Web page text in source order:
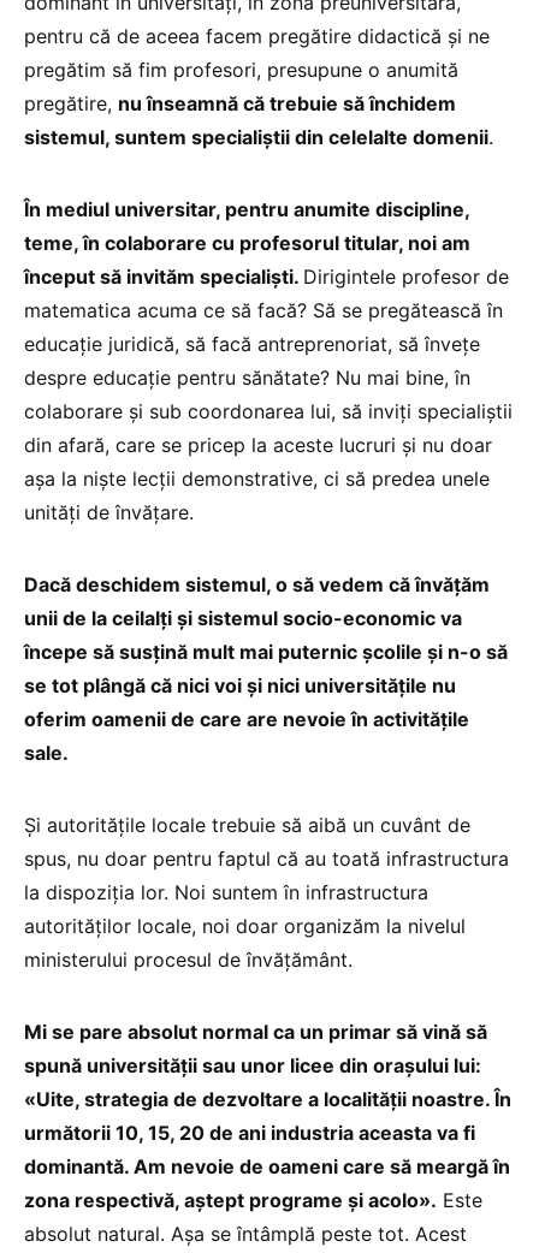
pentru că de aceea facem pregătire didactică și ne
pregătim să fim profesori, presupune o anumită
pregătire, nu înseamnă că trebuie să închidem
sistemul, suntem specialiștii din celelalte domenii.
În mediul universitar, pentru anumite discipline,
teme, în colaborare cu profesorul titular, noi am
început să invităm specialiști. Dirigintele profesor de
matematica acuma ce să facă? Să se pregătească în
educație juridică, să facă antreprenoriat, să învețe
despre educație pentru sănătate? Nu mai bine, în
colaborare și sub coordonarea lui, să inviți specialiștii
din afară, care se pricep la aceste lucruri și nu doar
așa la niște lecții demonstrative, ci să predea unele
unități de învățare.
Dacă deschidem sistemul, o să vedem că învățăm
unii de la ceilalți și sistemul socio-economic va
începe să susțină mult mai puternic școlile și n-o să
se tot plângă că nici voi și nici universitățile nu
oferim oamenii de care are nevoie în activitățile
sale.
Și autoritățile locale trebuie să aibă un cuvânt de
spus, nu doar pentru faptul că au toată infrastructura
la dispoziția lor. Noi suntem în infrastructura
autorităților locale, noi doar organizăm la nivelul
ministerului procesul de învățământ.
Mi se pare absolut normal ca un primar să vină să
spună universității sau unor licee din orașului lui:
«Uite, strategia de dezvoltare a localității noastre. În
următorii 10, 15, 20 de ani industria aceasta va fi
dominantă. Am nevoie de oameni care să meargă în
zona respectivă, aștept programe și acolo». Este
absolut natural. Așa se întâmplă peste tot. Acest